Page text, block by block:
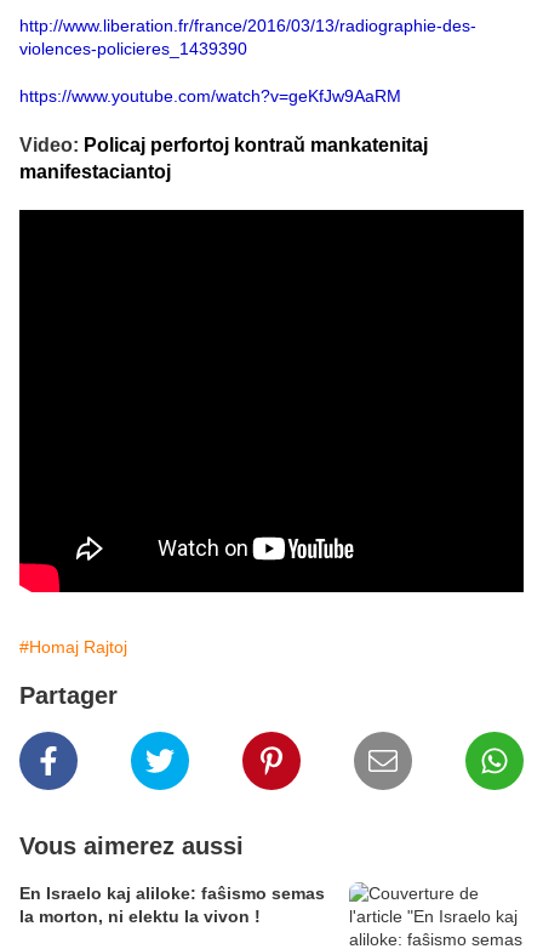
http://www.liberation.fr/france/2016/03/13/radiographie-des-
violences-policieres_1439390
https://www.youtube.com/watch?v=geKfJw9AaRM
Video: Policaj perfortoj kontraŭ mankatenitaj
manifestaciantoj
#Homaj Rajtoj
Partager
Vous aimerez aussi
En Israelo kaj aliloke: faŝismo semas
la morton, ni elektu la vivon !